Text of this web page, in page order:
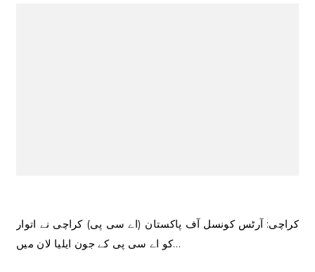
کراچی: آرٹس کونسل آف پاکستان (اے سی پی) کراچی نے اتوار
کو اے سی پی کے جون ایلیا لان میں…